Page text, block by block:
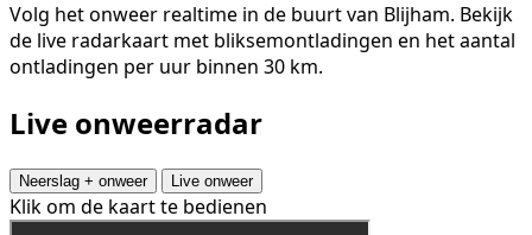
Volg het onweer realtime in de buurt van Blijham. Bekijk
de live radarkaart met bliksemontladingen en het aantal
ontladingen per uur binnen 30 km.
Live onweerradar
Neerslag + onweer Live onweer
Klik om de kaart te bedienen